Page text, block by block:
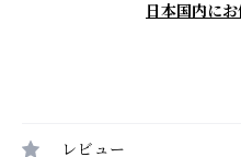
日本国内に
レビュー